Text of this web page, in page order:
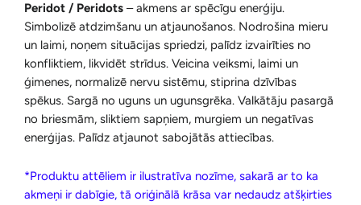
Peridot / Peridots – akmens ar spēcīgu enerģiju.
Simbolizē atdzimšanu un atjaunošanos. Nodrošina mieru
un laimi, noņem situācijas spriedzi, palīdz izvairīties no
konfliktiem, likvidēt strīdus. Veicina veiksmi, laimi un
ģimenes, normalizē nervu sistēmu, stiprina dzīvības
spēkus. Sargā no uguns un ugunsgrēka. Valkātāju pasargā
no briesmām, sliktiem sapņiem, murgiem un negatīvas
enerģijas. Palīdz atjaunot sabojātās attiecības.
*Produktu attēliem ir ilustratīva nozīme, sakarā ar to ka
akmeņi ir dabīgie, tā oriģinālā krāsa var nedaudz atšķirties